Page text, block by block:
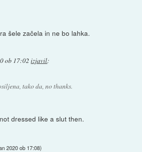
šele začela in ne bo lahka.
ob 17:02 izjavil:
tako da, no thanks.
dressed like a slut then.
2020 ob 17:08)